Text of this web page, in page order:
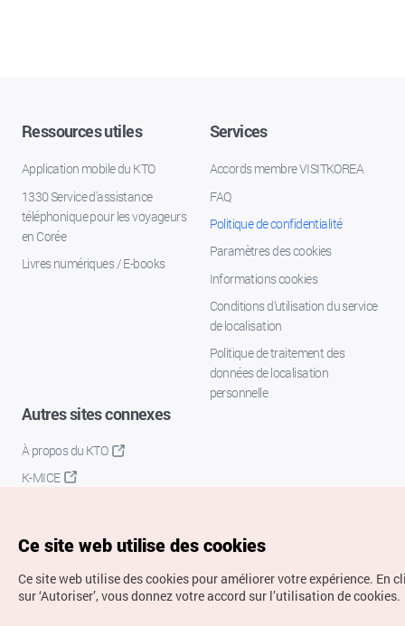
Ressources utiles
Application mobile du KTO
1330 Service d'assistance
téléphonique pour les voyageurs
en Corée
Livres numériques / E-books
Services
Accords membre VISITKOREA
FAQ
Politique de confidentialité
Paramètres des cookies
Informations cookies
Conditions d’utilisation du service
de localisation
Politique de traitement des
données de localisation
personnelle
Autres sites connexes
À propos du KTO
K-MICE
Ce site web utilise des cookies
Ce site web utilise des cookies pour améliorer votre expérience. En
sur ‘Autoriser’, vous donnez votre accord sur l’utilisation de cookies.